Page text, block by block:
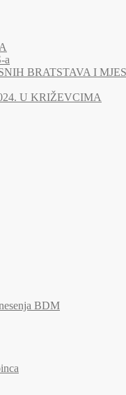
a
BRATSTAVA I
U KRIŽEVCIMA
BDM